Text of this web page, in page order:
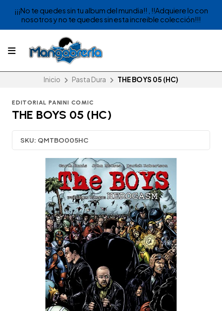
¡¡¡No te quedes sin tu album del mundia!! , !!Adquiere lo con
nosotros y no te quedes sin esta increible colección!!!
Inicio Pasta Dura THE BOYS 05 (HC)
EDITORIAL PANINI COMIC
THE BOYS 05 (HC)
SKU: QMTBO005HC